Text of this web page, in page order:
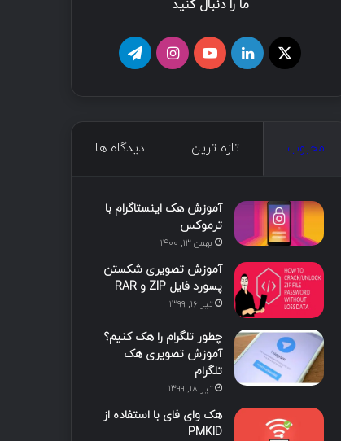
ما را دنبال کنید
محبوب تازه ترین دیدگاه ها
آموزش هک اینستاگرام با
ترموکس
بهمن ۱۳, ۱۴۰۰
آموزش تصویری شکستن
پسورد فایل ZIP و RAR
تیر ۱۶, ۱۳۹۹
چطور تلگرام را هک کنیم؟
آموزش تصویری هک
تلگرام
تیر ۱۸, ۱۳۹۹
هک وای فای با استفاده از
PMKID